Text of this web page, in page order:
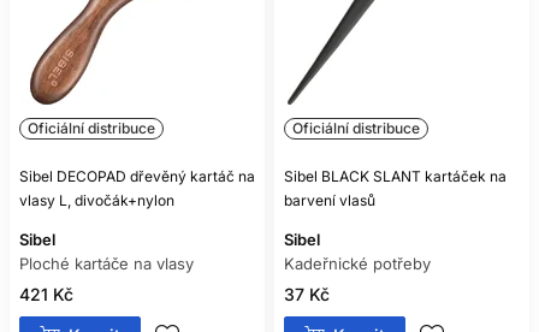
Oficiální distribuce
Sibel DECOPAD dřevěný kartáč na
vlasy L, divočák+nylon
Sibel
Ploché kartáče na vlasy
421 Kč
Oficiální distribuce
Sibel BLACK SLANT kartáček na
barvení vlasů
Sibel
Kadeřnické potřeby
37 Kč